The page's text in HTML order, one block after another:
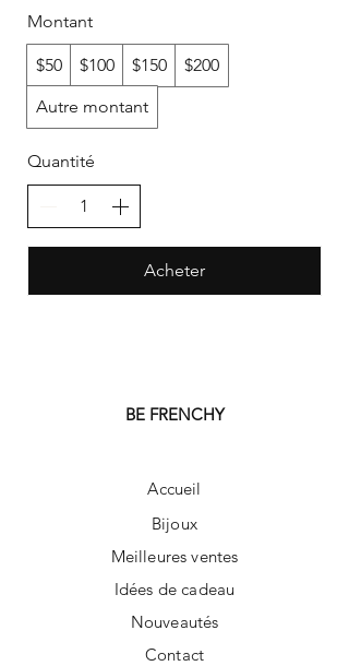
Montant
$50 $100 $150
$200
Autre montant
Quantité
Acheter
BE FRENCHY
Accueil
Bijoux
Meilleures ventes
Idées de cadeau
Nouveautés
Contact